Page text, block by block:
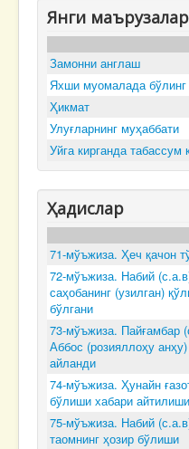
Янги маърузалар
Замонни англаш
Яхши муомалада бўлинг
Ҳикмат
Улуғларнинг муҳаббати
Уйга кирганда табассум
Ҳадислар
71-мўъжиза. Ҳеч қачон
72-мўъжиза. Набий
саҳобанинг (узилган)
бўлгани
73-мўъжиза. Пайғамбар
Аббос (розияллоҳу
айланди
74-мўъжиза. Ҳунайн
бўлиши хабари
75-мўъжиза. Набий
таомнинг ҳозир бўлиши